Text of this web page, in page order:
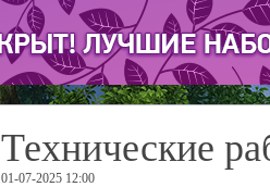
Технические
01-07-2025 12:00